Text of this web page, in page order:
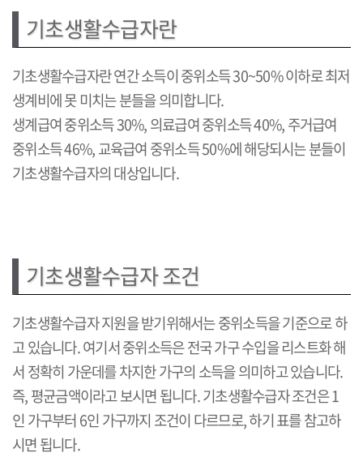
기초생활수급자란
기초생활수급자란 연간 소득이 중위소득 30~50% 이하로 최저
생계비에 못 미치는 분들을 의미합니다.
생계급여 중위소득 30%, 의료급여 중위소득 40%, 주거급여
중위소득 46%, 교육급여 중위소득 50%에 해당되시는 분들이
기초생활수급자의 대상입니다.
기초생활수급자 조건
기초생활수급자 지원을 받기위해서는 중위소득을 기준으로 하
고 있습니다. 여기서 중위소득은 전국 가구 수입을 리스트화 해
서 정확히 가운데를 차지한 가구의 소득을 의미하고 있습니다.
즉, 평균금액이라고 보시면 됩니다. 기초생활수급자 조건은 1
인 가구부터 6인 가구까지 조건이 다르므로, 하기 표를 참고하
시면 됩니다.